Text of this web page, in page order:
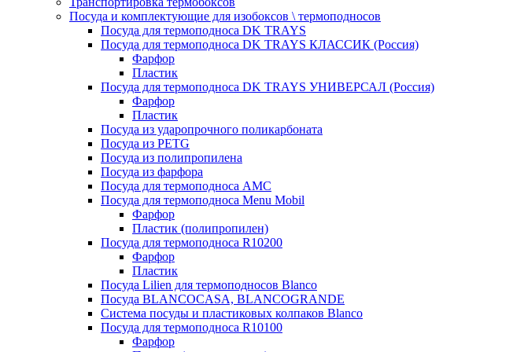
Посуда и комплектующие для изобоксов \ термоподносов
Посуда для термоподноса DK TRAYS
Посуда для термоподноса DK TRAYS КЛАССИК (Россия)
Фарфор
Пластик
Посуда для термоподноса DK TRAYS УНИВЕРСАЛ (Россия)
Фарфор
Пластик
Посуда из ударопрочного поликарбоната
Посуда из PETG
Посуда из полипропилена
Посуда из фарфора
Посуда для термоподноса AMC
Посуда для термоподноса Menu Mobil
Фарфор
Пластик (полипропилен)
Посуда для термоподноса R10200
Фарфор
Пластик
Посуда Lilien для термоподносов Blanco
Посуда BLANCOCASA, BLANCOGRANDE
Система посуды и пластиковых колпаков Blanco
Посуда для термоподноса R10100
Фарфор